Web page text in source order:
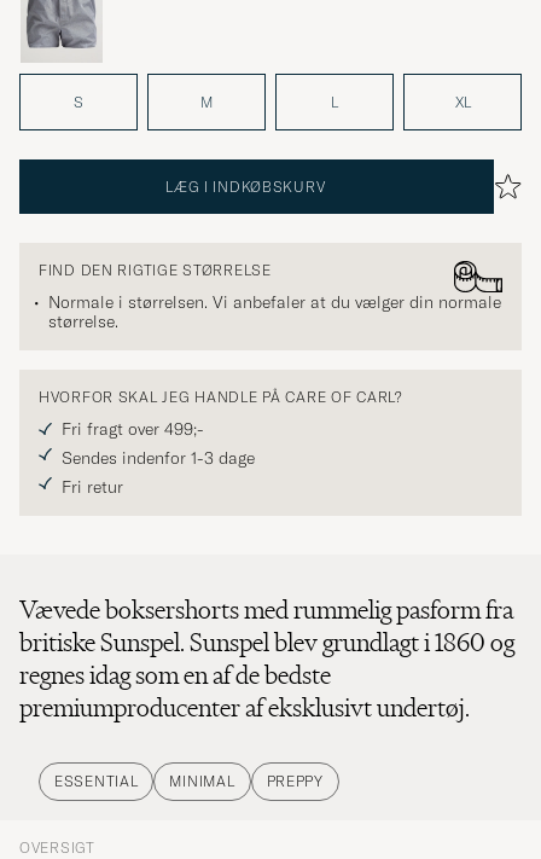
S M L XL
LÆG I INDKØBSKURV
FIND DEN RIGTIGE STØRRELSE
Normale i størrelsen. Vi anbefaler at du vælger din normale
størrelse.
HVORFOR SKAL JEG HANDLE PÅ CARE OF CARL?
Fri fragt over 499;-
Sendes indenfor 1-3 dage
Fri retur
Vævede boksershorts med rummelig pasform fra
britiske Sunspel. Sunspel blev grundlagt i 1860 og
regnes idag som en af de bedste
premiumproducenter af eksklusivt undertøj.
ESSENTIAL MINIMAL PREPPY
OVERSIGT